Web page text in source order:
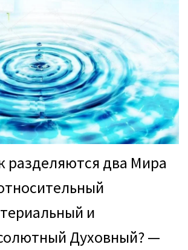
разделяются два Мира
и
Духовный? —